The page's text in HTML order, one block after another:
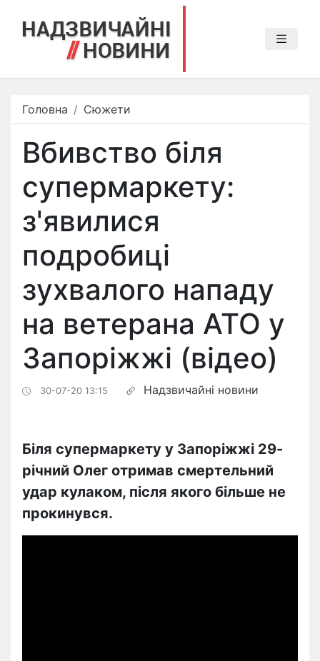
Головна Сюжети
Вбивство біля
супермаркету:
з'явилися
подробиці
зухвалого нападу
на ветерана АТО у
Запоріжжі (відео)
30-07-20 13:15 Надзвичайні новини
Біля супермаркету у Запоріжжі 29-
річний Олег отримав смертельний
удар кулаком, після якого більше не
прокинувся.